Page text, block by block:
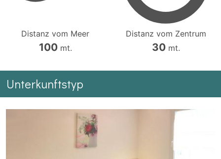
Distanz vom Meer
100mt.
Distanz vom Zentrum
30mt.
Unterkunftstyp